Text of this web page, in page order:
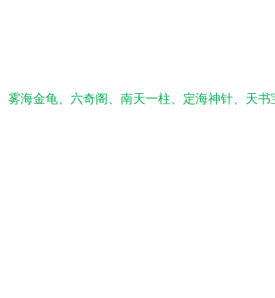
海金龟、六奇阁、南天一柱、定海神针、天